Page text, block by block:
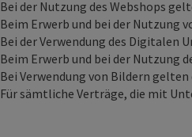
Bei der Nutzung des Webshops
Beim Erwerb und bei der Nutzung
Bei der Verwendung des Digitalen
Beim Erwerb und bei der Nutzung
Bei Verwendung von Bildern
Für sämtliche Verträge, die mit